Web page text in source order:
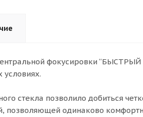
фокусировки
стекла позволило добиться
позволяющей одинаково